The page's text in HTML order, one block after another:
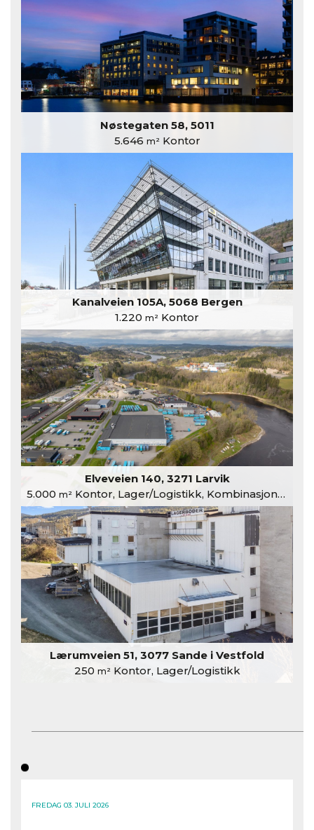
Nøstegaten 58, 5011
5.646 m²Kontor
Kanalveien 105A, 5068 Bergen
1.220 m² Kontor
Elveveien 140, 3271 Larvik
5.000 m²Kontor, Lager/Logistikk, Kombinasjonslokaler
Lærumveien 51, 3077 Sande i Vestfold
250 m²Kontor, Lager/Logistikk
FREDAG 03. JULI 2026